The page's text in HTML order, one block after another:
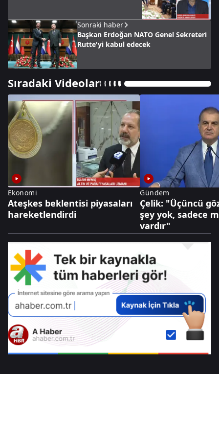
Sonraki haber
Başkan Erdoğan NATO Genel Sekreteri
Rutte'yi kabul edecek
Sıradaki Videolar
Ekonomi
Ateşkes beklentisi piyasaları
hareketlendirdi
Gündem
Çelik: "Üçüncü
şey yok, sadece
vardır"